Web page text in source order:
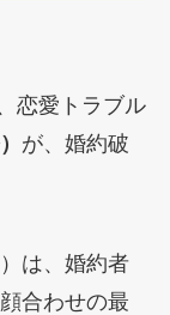
恋愛トラブル
が、婚約破
は、婚約者
合わせの最